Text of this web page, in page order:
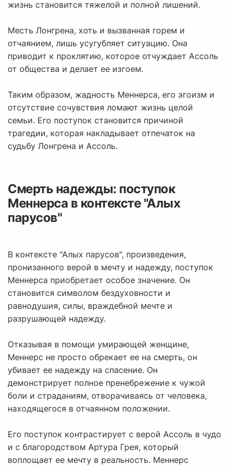
жизнь становится тяжелой и полной лишений.
Месть Лонгрена, хоть и вызванная горем и
отчаянием, лишь усугубляет ситуацию. Она
приводит к проклятию, которое отчуждает Ассоль
от общества и делает ее изгоем.
Таким образом, жадность Меннерса, его эгоизм и
отсутствие сочувствия ломают жизнь целой
семьи. Его поступок становится причиной
трагедии, которая накладывает отпечаток на
судьбу Лонгрена и Ассоль.
Смерть надежды: поступок
Меннерса в контексте "Алых
парусов"
В контексте "Алых парусов", произведения,
пронизанного верой в мечту и надежду, поступок
Меннерса приобретает особое значение. Он
становится символом бездуховности и
равнодушия, силы, враждебной мечте и
разрушающей надежду.
Отказывая в помощи умирающей женщине,
Меннерс не просто обрекает ее на смерть, он
убивает ее надежду на спасение. Он
демонстрирует полное пренебрежение к чужой
боли и страданиям, отворачиваясь от человека,
находящегося в отчаянном положении.
Его поступок контрастирует с верой Ассоль в чудо
и с благородством Артура Грея, который
воплощает ее мечту в реальность. Меннерс